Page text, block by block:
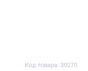
Код товара: 30270